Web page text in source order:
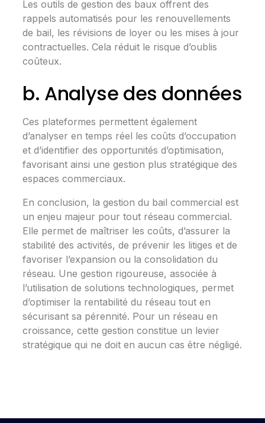
Les outils de gestion des baux offrent des
rappels automatisés pour les renouvellements
de bail, les révisions de loyer ou les mises à jour
contractuelles. Cela réduit le risque d’oublis
coûteux.
b. Analyse des données
Ces plateformes permettent également
d’analyser en temps réel les coûts d’occupation
et d’identifier des opportunités d’optimisation,
favorisant ainsi une gestion plus stratégique des
espaces commerciaux.
En conclusion, la gestion du bail commercial est
un enjeu majeur pour tout réseau commercial.
Elle permet de maîtriser les coûts, d’assurer la
stabilité des activités, de prévenir les litiges et de
favoriser l’expansion ou la consolidation du
réseau. Une gestion rigoureuse, associée à
l’utilisation de solutions technologiques, permet
d’optimiser la rentabilité du réseau tout en
sécurisant sa pérennité. Pour un réseau en
croissance, cette gestion constitue un levier
stratégique qui ne doit en aucun cas être négligé.